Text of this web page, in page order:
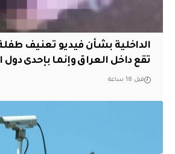
الداخلية بشأن فيديو تعنيف
تقع داخل العراق وإنما بإحدى دول
قبل 18 ساعة